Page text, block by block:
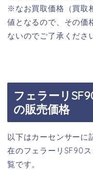
※なお買取価格（買取
値となるので、その価
ないのでご了承くださ
フェラーリ
の販売価格
以下はカーセンサーに
在のフェラーリSF90
覧です。